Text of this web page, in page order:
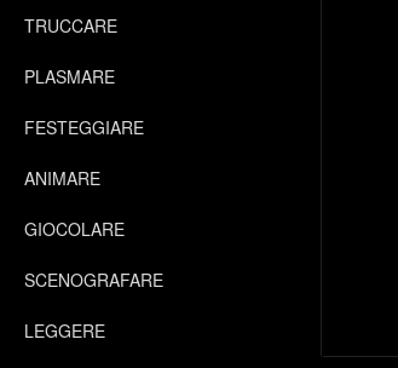
TRUCCARE
PLASMARE
FESTEGGIARE
ANIMARE
GIOCOLARE
SCENOGRAFARE
LEGGERE